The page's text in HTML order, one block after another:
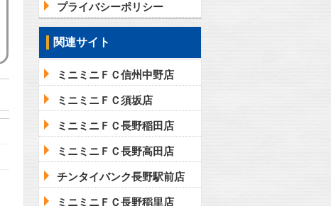
プライバシーポリシー
関連サイト
ミニミニＦＣ信州中野店
ミニミニＦＣ須坂店
ミニミニＦＣ長野稲田店
ミニミニＦＣ長野高田店
チンタイバンク長野駅前店
ミニミニＦＣ長野稲里店